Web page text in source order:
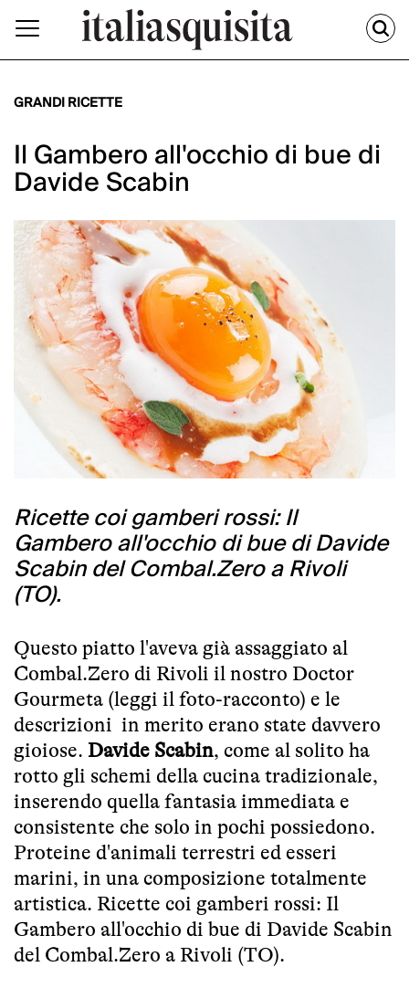
GRANDI RICETTE
Il Gambero all'occhio di bue di
Davide Scabin
Ricette coi gamberi rossi: Il
Gambero all'occhio di bue di Davide
Scabin del Combal.Zero a Rivoli
(TO).
Questo piatto l'aveva già assaggiato al
Combal.Zero di Rivoli il nostro Doctor
Gourmeta (leggi il foto-racconto) e le
descrizioni in merito erano state davvero
gioiose. Davide Scabin, come al solito ha
rotto gli schemi della cucina tradizionale,
inserendo quella fantasia immediata e
consistente che solo in pochi possiedono.
Proteine d'animali terrestri ed esseri
marini, in una composizione totalmente
artistica. Ricette coi gamberi rossi: Il
Gambero all'occhio di bue di Davide Scabin
del Combal.Zero a Rivoli (TO).